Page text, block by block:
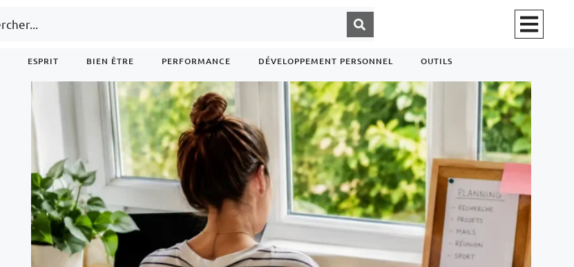
ESPRIT BIEN ÊTRE PERFORMANCE DÉVELOPPEMENT PERSONNEL OUTILS